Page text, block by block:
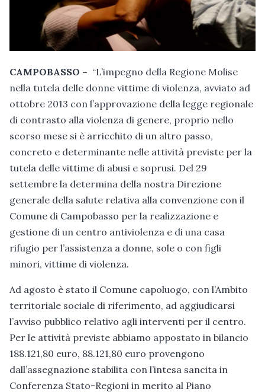
CAMPOBASSO – “L’impegno della Regione Molise
nella tutela delle donne vittime di violenza, avviato ad
ottobre 2013 con l’approvazione della legge regionale
di contrasto alla violenza di genere, proprio nello
scorso mese si è arricchito di un altro passo,
concreto e determinante nelle attività previste per la
tutela delle vittime di abusi e soprusi. Del 29
settembre la determina della nostra Direzione
generale della salute relativa alla convenzione con il
Comune di Campobasso per la realizzazione e
gestione di un centro antiviolenza e di una casa
rifugio per l’assistenza a donne, sole o con figli
minori, vittime di violenza.
Ad agosto è stato il Comune capoluogo, con l’Ambito
territoriale sociale di riferimento, ad aggiudicarsi
l’avviso pubblico relativo agli interventi per il centro.
Per le attività previste abbiamo appostato in bilancio
188.121,80 euro, 88.121,80 euro provengono
dall’assegnazione stabilita con l’intesa sancita in
Conferenza Stato-Regioni in merito al Piano